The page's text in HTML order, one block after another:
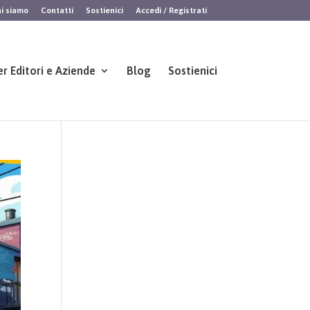
siamo Contatti Sostienici Accedi / Registrati
Editori e Aziende Blog Sostienici